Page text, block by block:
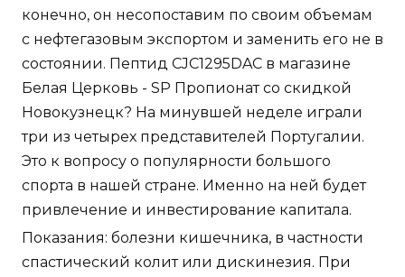
конечно, он несопоставим по своим объемам
с нефтегазовым экспортом и заменить его не в
состоянии. Пептид CJC1295DAC в магазине
Белая Церковь - SP Пропионат со скидкой
Новокузнецк? На минувшей неделе играли
три из четырех представителей Португалии.
Это к вопросу о популярности большого
спорта в нашей стране. Именно на ней будет
привлечение и инвестирование капитала.
Показания: болезни кишечника, в частности
спастический колит или дискинезия. При